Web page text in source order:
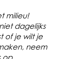
milieu!
dagelijks
of je wilt je
neem